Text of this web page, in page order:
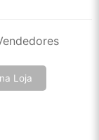
Loja